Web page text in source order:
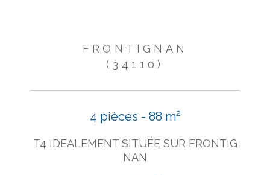
FRONTIGNAN
(34110)
4 pièces - 88 m²
T4 IDEALEMENT SITUÉE SUR FRONTIG
NAN